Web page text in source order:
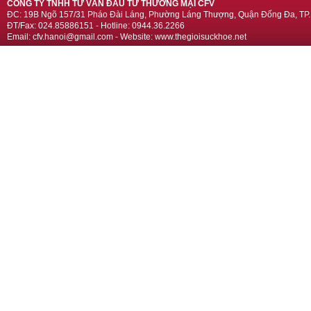
CÔNG TY TNHH TƯ VẤN ĐẦU TƯ THƯƠNG MẠI CFV
ĐC: 19B Ngõ 157/31 Pháo Đài Láng, Phường Láng Thượng, Quận Đống Đa,
ĐT/Fax: 024.85886151 - Hotline: 0944.36.2266
Email: cfv.hanoi@gmail.com - Website: www.thegioisuckhoe.net